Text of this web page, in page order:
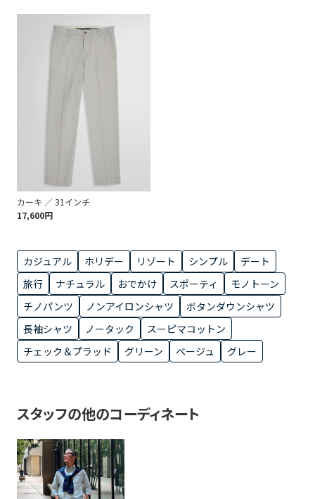
カーキ ／ 31インチ
17,600円
カジュアル ホリデー リゾート シンプル
デート
旅行
ナチュラル おでかけ スポーティ
モノトーン
チノパンツ
ノンアイロンシャツ
ボタンダウンシャツ
長袖シャツ
ノータック
スーピマコットン
チェック＆プラッド
グリーン ベージュ グレー
スタッフの他のコーディネート